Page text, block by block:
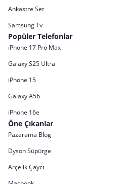
Ankastre Set
Samsung Tv
Popüler Telefonlar
iPhone 17 Pro Max
Galaxy S25 Ultra
iPhone 15
Galaxy A56
iPhone 16e
Öne Çıkanlar
Pazarama Blog
Dyson Süpürge
Arçelik Çaycı